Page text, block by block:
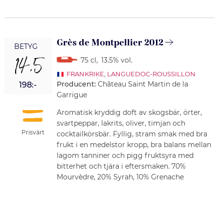
BETYG
14,5
198:-
Prisvärt
Grès de Montpellier 2012
75 cl, 13.5% vol.
FRANKRIKE LANGUEDOC-ROUSSILLON
Producent: Château Saint Martin de la
Garrigue
Aromatisk kryddig doft av skogsbär, örter,
svartpeppar, lakrits, oliver, timjan och
cocktailkörsbär. Fyllig, stram smak med bra
frukt i en medelstor kropp, bra balans mellan
lagom tanniner och pigg fruktsyra med
bitterhet och tjära i eftersmaken. 70%
Mourvèdre, 20% Syrah, 10% Grenache